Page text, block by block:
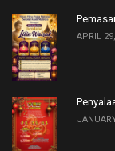
APRIL